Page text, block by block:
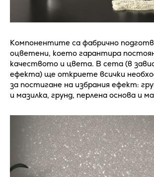
Компонентите са фабрично
оцветени, което гарантира
качеството и цвета. В сета (в
ефекта) ще откриете всички
за постигане на избрания ефект:
и мазилка, грунд, перлена основа и